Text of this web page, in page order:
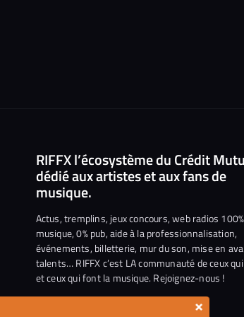
RIFFX l’écosystème du Crédit
dédié aux artistes et aux fans de
musique.
Actus, tremplins, jeux concours, web radios 100%
musique, 0% pub, aide à la professionnalisation,
événements, billetterie, mur du son, mise en
talents… RIFFX c’est LA communauté de ceux
et ceux qui font la musique. Rejoignez-nous !
×